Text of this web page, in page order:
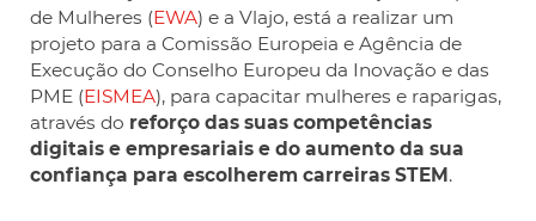
de Mulheres (EWA) e a Vlajo, está a realizar um
projeto para a Comissão Europeia e Agência de
Execução do Conselho Europeu da Inovação e das
PME (EISMEA), para capacitar mulheres e raparigas,
através do reforço das suas competências
digitais e empresariais e do aumento da sua
confiança para escolherem carreiras STEM .